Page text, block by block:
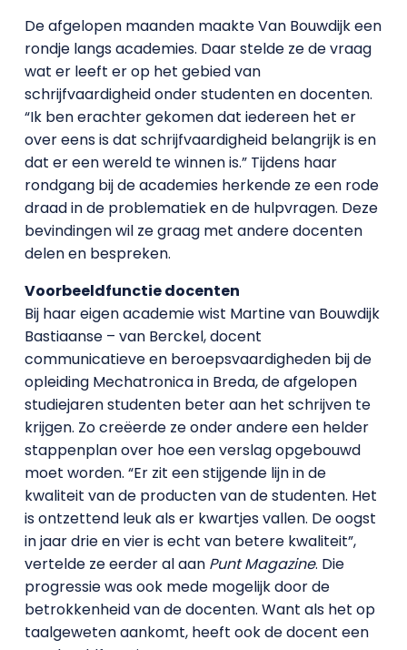
De afgelopen maanden maakte Van Bouwdijk een
rondje langs academies. Daar stelde ze de vraag
wat er leeft er op het gebied van
schrijfvaardigheid onder studenten en docenten.
“Ik ben erachter gekomen dat iedereen het er
over eens is dat schrijfvaardigheid belangrijk is en
dat er een wereld te winnen is.” Tijdens haar
rondgang bij de academies herkende ze een rode
draad in de problematiek en de hulpvragen. Deze
bevindingen wil ze graag met andere docenten
delen en bespreken.
Voorbeeldfunctie docenten
Bij haar eigen academie wist Martine van Bouwdijk
Bastiaanse – van Berckel, docent
communicatieve en beroepsvaardigheden bij de
opleiding Mechatronica in Breda, de afgelopen
studiejaren studenten beter aan het schrijven te
krijgen. Zo creëerde ze onder andere een helder
stappenplan over hoe een verslag opgebouwd
moet worden. “Er zit een stijgende lijn in de
kwaliteit van de producten van de studenten. Het
is ontzettend leuk als er kwartjes vallen. De oogst
in jaar drie en vier is echt van betere kwaliteit”,
vertelde ze eerder al aan Punt Magazine. Die
progressie was ook mede mogelijk door de
betrokkenheid van de docenten. Want als het op
taalgeweten aankomt, heeft ook de docent een